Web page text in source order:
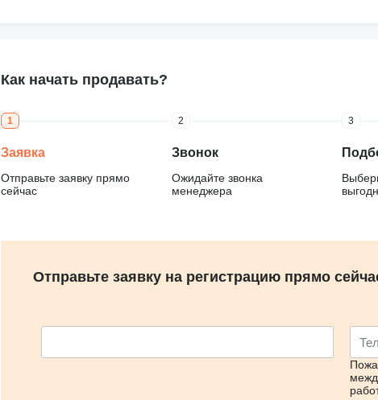
Как начать продавать?
1
Заявка
Отправьте заявку прямо
сейчас
2
Звонок
Ожидайте звонка
менеджера
3
Отправьте заявку на регистрацию прямо